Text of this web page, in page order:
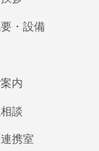
・設備
内
談
携室